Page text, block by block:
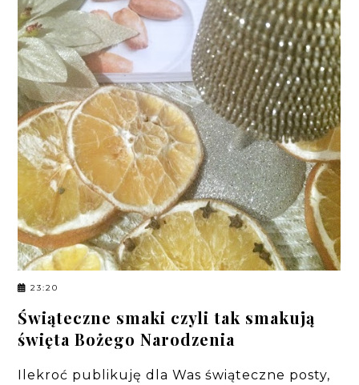
23:20
Świąteczne smaki czyli tak smakują
święta Bożego Narodzenia
Ilekroć publikuję dla Was świąteczne posty,